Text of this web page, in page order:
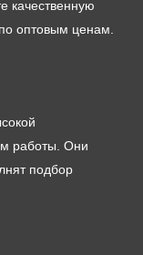
качественную
оптовым ценам.
работы. Они
подбор